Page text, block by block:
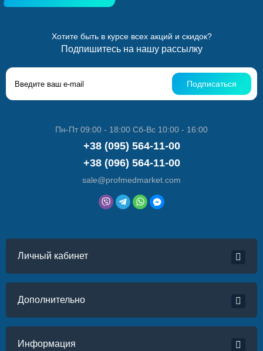
Хотите быть в курсе всех акций и скидок?
Подпишитесь на нашу рассылку
Подписаться
Пн-Пт 09:00 - 18:00 Сб-Вс 10:00 - 16:00
+38 (095) 564-11-00
+38 (096) 564-11-00
sale@profmedmarket.com
Личный кабинет
Дополнительно
Информация